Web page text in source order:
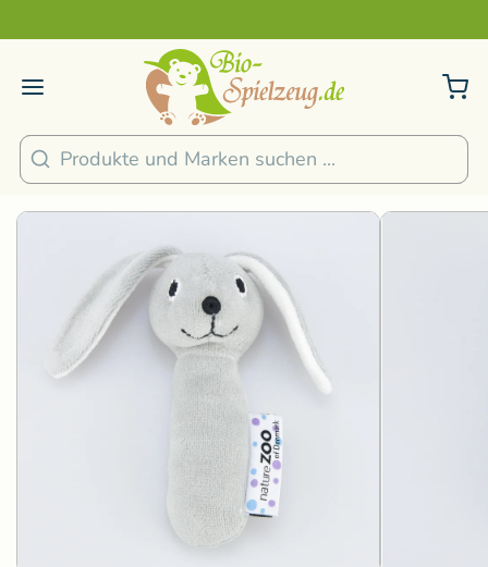
Suchen